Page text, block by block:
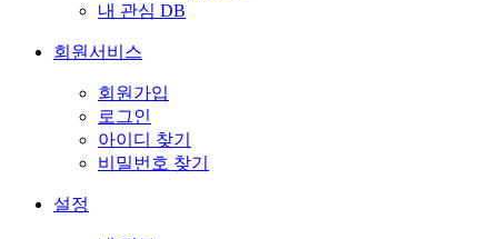
내 관심 DB
회원서비스
회원가입
로그인
아이디 찾기
비밀번호 찾기
설정